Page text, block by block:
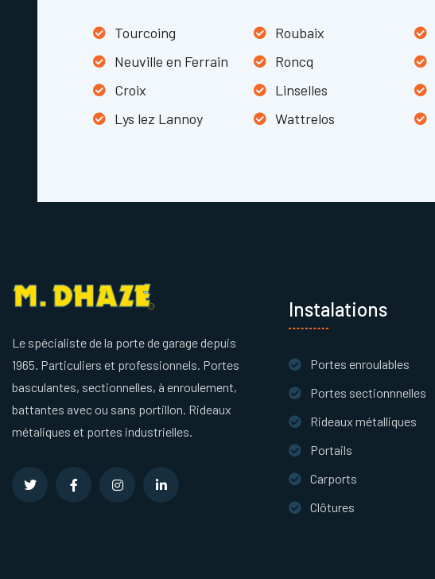
Tourcoing Roubaix
Neuville en Ferrain
Roncq
Croix
Linselles
Lys lez Lannoy
Wattrelos
Le spécialiste de la porte de garage depuis
1965. Particuliers et professionnels. Portes
basculantes, sectionnelles, à enroulement,
battantes avec ou sans portillon. Rideaux
métaliques et portes industrielles.
Instalations
Portes enroulables
Portes sectionnnelles
Rideaux métalliques
Portails
Carports
Clôtures